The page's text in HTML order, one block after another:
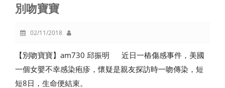
別吻寶寶
02/11/2018
【別吻寶寶】am730 邱振明 近日一樁傷感事件，美國
一個女嬰不幸感染疱疹，懷疑是親友探訪時一吻傳染，短
短8日，生命便結束。